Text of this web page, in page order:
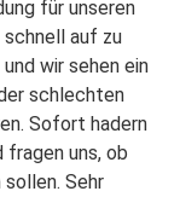
für unseren
auf zu
wir sehen ein
schlechten
Sofort hadern
fragen uns, ob
Sehr